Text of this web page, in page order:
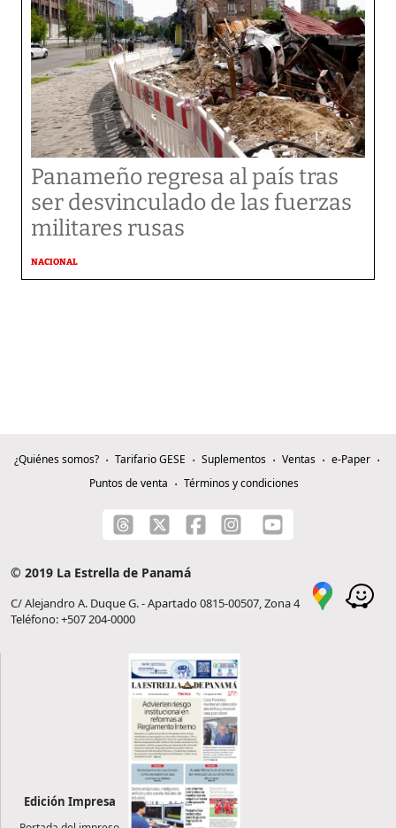
Panameño regresa al país tras
ser desvinculado de las fuerzas
militares rusas
NACIONAL
¿Quiénes somos? Tarifario GESE Suplementos Ventas
e-Paper
Puntos de venta
Términos y condiciones
© 2019 La Estrella de Panamá
C/ Alejandro A. Duque G. - Apartado 0815-00507, Zona 4
Teléfono: +507 204-0000
Edición Impresa